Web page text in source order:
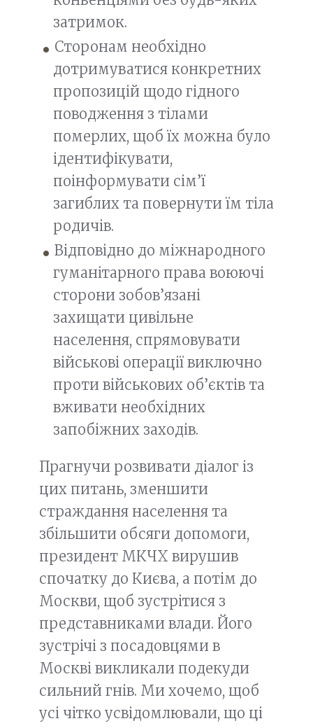
затримок.
Сторонам необхідно
дотримуватися конкретних
пропозицій щодо гідного
поводження з тілами
померлих, щоб їх можна було
ідентифікувати,
поінформувати сім’ї
загиблих та повернути їм тіла
родичів.
Відповідно до міжнародного
гуманітарного права воюючі
сторони зобов’язані
захищати цивільне
населення, спрямовувати
військові операції виключно
проти військових об’єктів та
вживати необхідних
запобіжних заходів.
Прагнучи розвивати діалог із
цих питань, зменшити
страждання населення та
збільшити обсяги допомоги,
президент МКЧХ вирушив
спочатку до Києва, а потім до
Москви, щоб зустрітися з
представниками влади. Його
зустрічі з посадовцями в
Москві викликали подекуди
сильний гнів. Ми хочемо, щоб
усі чітко усвідомлювали, що ці